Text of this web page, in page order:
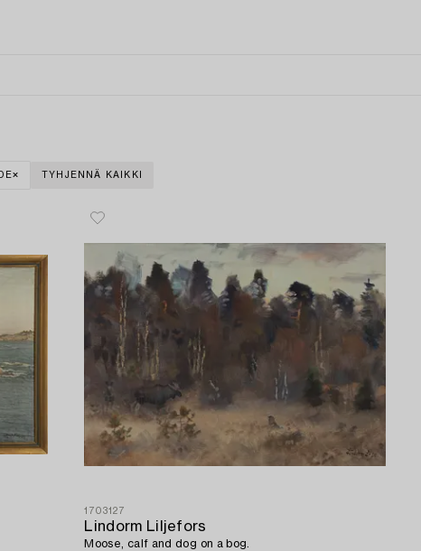
TYHJENNÄ KAIKKI
1703127
Lindorm Liljefors
Moose, calf and dog on a bog.